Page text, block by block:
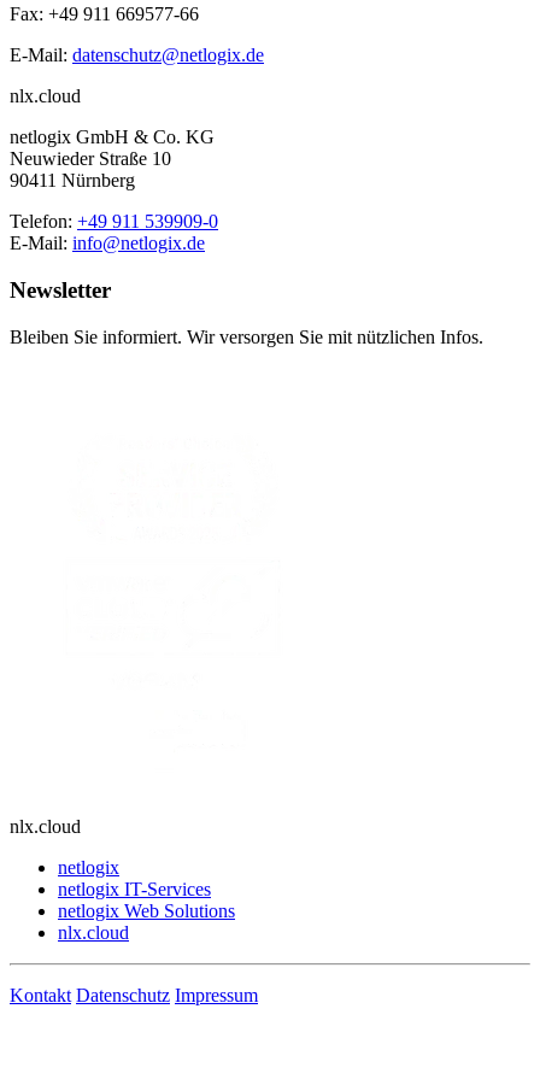
Fax: +49 911 669577-66
E-Mail: datenschutz@netlogix.de
nlx.cloud
netlogix GmbH & Co. KG
Neuwieder Straße 10
90411 Nürnberg
Telefon: +49 911 539909-0
E-Mail: info@netlogix.de
Newsletter
Bleiben Sie informiert. Wir versorgen Sie mit nützlichen Infos.
nlx.cloud
netlogix
netlogix IT-Services
netlogix Web Solutions
nlx.cloud
Kontakt Datenschutz Impressum